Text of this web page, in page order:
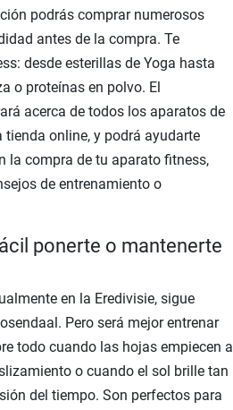
podrás comprar numerosos
antes de la compra. Te
desde esterillas de Yoga hasta
o proteínas en polvo. El
acerca de todos los aparatos de
online, y podrá ayudarte
la compra de tu aparato fitness,
de entrenamiento o
ponerte o mantenerte
en la Eredivisie, sigue
Pero será mejor entrenar
todo cuando las hojas empiecen a
o cuando el sol brille tan
del tiempo. Son perfectos para